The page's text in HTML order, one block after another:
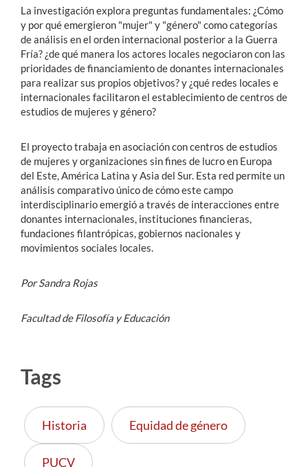
La investigación explora preguntas fundamentales: ¿Cómo
y por qué emergieron "mujer" y "género" como categorías
de análisis en el orden internacional posterior a la Guerra
Fría? ¿de qué manera los actores locales negociaron con las
prioridades de financiamiento de donantes internacionales
para realizar sus propios objetivos? y ¿qué redes locales e
internacionales facilitaron el establecimiento de centros de
estudios de mujeres y género?
El proyecto trabaja en asociación con centros de estudios
de mujeres y organizaciones sin fines de lucro en Europa
del Este, América Latina y Asia del Sur. Esta red permite un
análisis comparativo único de cómo este campo
interdisciplinario emergió a través de interacciones entre
donantes internacionales, instituciones financieras,
fundaciones filantrópicas, gobiernos nacionales y
movimientos sociales locales.
Por Sandra Rojas
Facultad de Filosofía y Educación
Tags
Historia Equidad de género
PUCV